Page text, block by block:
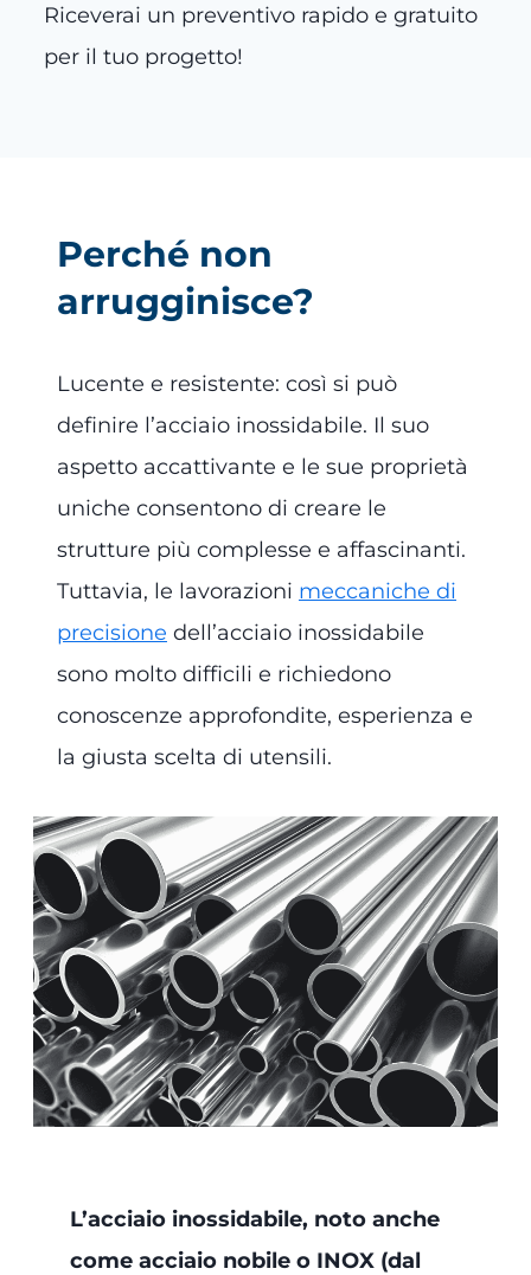
Riceverai un preventivo rapido e gratuito
per il tuo progetto!
Perché non
arrugginisce?
Lucente e resistente: così si può
definire l’acciaio inossidabile. Il suo
aspetto accattivante e le sue proprietà
uniche consentono di creare le
strutture più complesse e affascinanti.
Tuttavia, le lavorazioni meccaniche di
precisione dell’acciaio inossidabile
sono molto difficili e richiedono
conoscenze approfondite, esperienza e
la giusta scelta di utensili.
L’acciaio inossidabile, noto anche
come acciaio nobile o INOX (dal